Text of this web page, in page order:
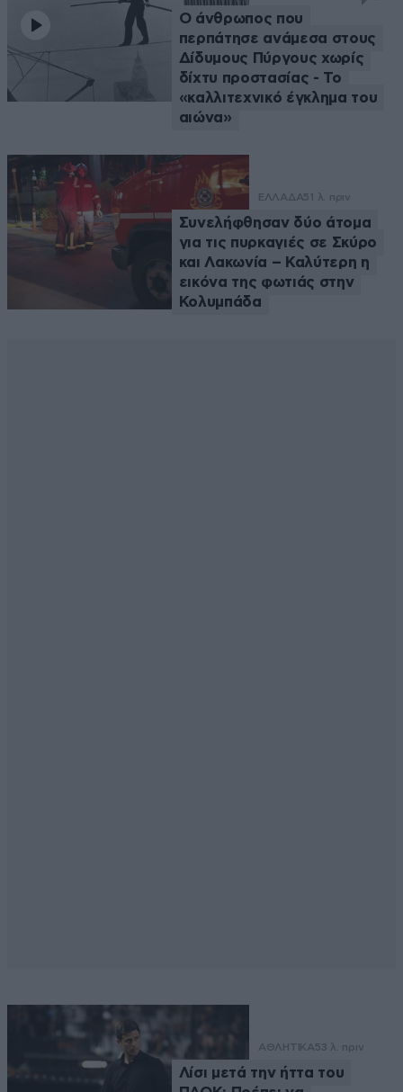
Ο άνθρωπος που
περπάτησε ανάμεσα στους
Δίδυμους Πύργους χωρίς
δίχτυ προστασίας - Το
«καλλιτεχνικό έγκλημα του
αιώνα»
ΕΛΛΑΔΑ51 λ. πριν
Συνελήφθησαν δύο άτομα
για τις πυρκαγιές σε Σκύρο
και Λακωνία – Καλύτερη η
εικόνα της φωτιάς στην
Κολυμπάδα
ΑΘΛΗΤΙΚΑ53 λ. πριν
Λίσι μετά την ήττα του